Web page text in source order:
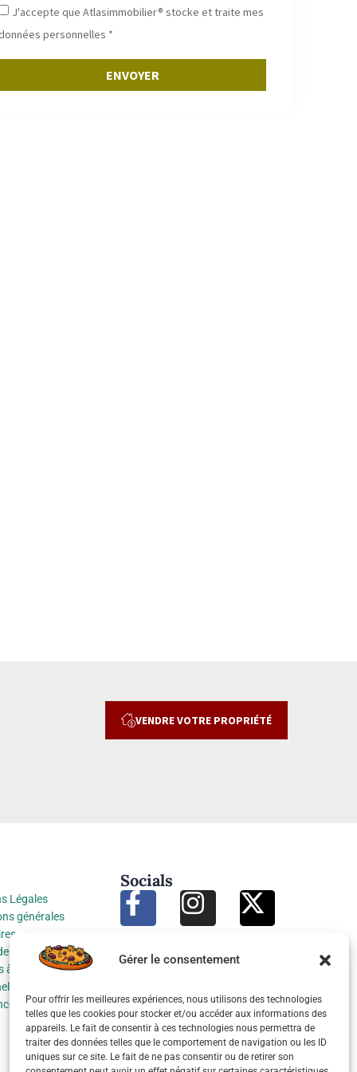
Gérer le consentement
Pour offrir les meilleures expériences, nous utilisons des technologies
telles que les cookies pour stocker et/ou accéder aux informations des
appareils. Le fait de consentir à ces technologies nous permettra de
traiter des données telles que le comportement de navigation ou les ID
uniques sur ce site. Le fait de ne pas consentir ou de retirer son
#quartier recherché Marrakech #immobilier
J'accepte que Atlasimmobilier® stocke et traite mes
personnelles *
ENVOYER
VENDRE VOTRE PROPRIÉTÉ
Légales
générales
protection des
à caractère
cookies
Socials